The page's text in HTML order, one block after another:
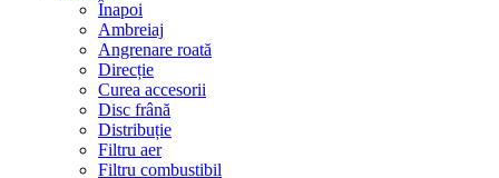
Înapoi
Ambreiaj
Angrenare roată
Direcție
Curea accesorii
Disc frână
Distribuție
Filtru aer
Filtru combustibil